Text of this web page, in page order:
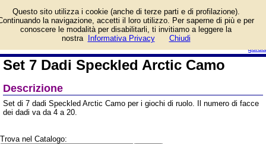
guida
Speckled Arctic Camo e
prezzo di vendita.
Prodotto da Chessex
Set 7 Dadi Speckled Arctic Camo
Descrizione
Set di 7 dadi Speckled Arctic Camo per i giochi di ruolo. Il numero di facce
dei dadi va da 4 a 20.
Trova nel Catalogo:
Questo sito utilizza i cookie (anche di terze parti e di profilazione).
la navigazione, accetti il loro utilizzo. Per saperne di più e per
conoscere le modalità per disabilitarli, ti invitiamo a leggere la
nostra
Informativa Privacy Chiudi